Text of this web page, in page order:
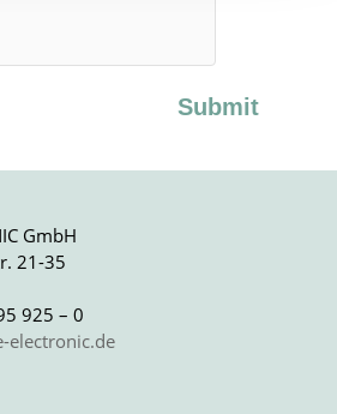
Submit
GmbH
21-35
925 – 0
electronic.de